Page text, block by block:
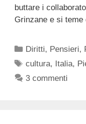
buttare i
Grinzane e si
Categorie
Diritti, Pensieri,
Tag
cultura, Italia,
3 commenti